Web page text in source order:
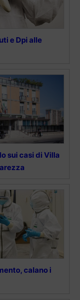
e Dpi alle
sui casi di Villa
calano i